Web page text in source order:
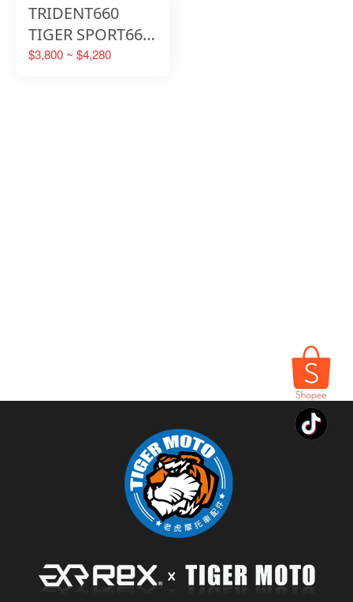
TRIDENT660
TIGER SPORT660
專用 轟特 Homtru
$3,800 ~ $4,280